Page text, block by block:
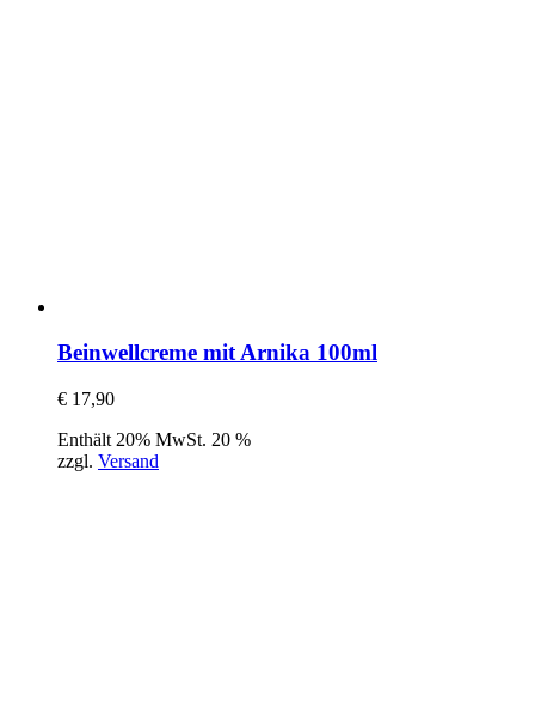
Beinwellcreme mit Arnika 100ml
€ 17,90
Enthält 20% MwSt. 20 %
zzgl. Versand